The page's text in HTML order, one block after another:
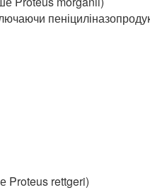
Proteus rettgeri)